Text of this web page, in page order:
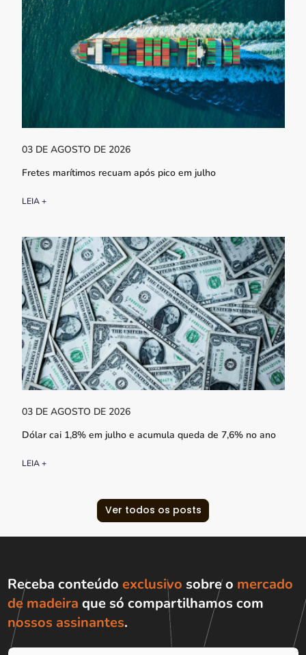
03 DE AGOSTO DE 2026
Fretes marítimos recuam após pico em julho
LEIA +
03 DE AGOSTO DE 2026
Dólar cai 1,8% em julho e acumula queda de 7,6% no ano
LEIA +
Ver todos os posts
Receba conteúdo exclusivo sobre o mercado
de madeira que só compartilhamos com
nossos assinantes.